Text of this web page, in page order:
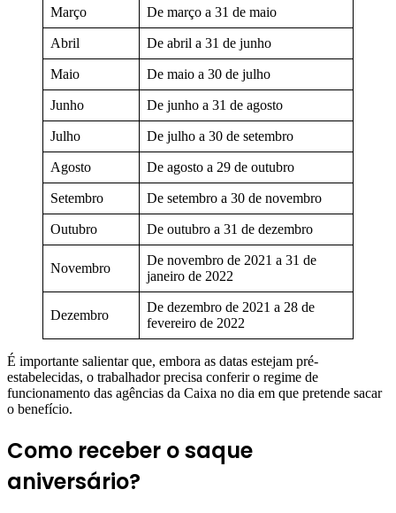
Março De março a 31 de maio
Abril De abril a 31 de junho
Maio De maio a 30 de julho
Junho De junho a 31 de agosto
Julho De julho a 30 de setembro
Agosto De agosto a 29 de outubro
Setembro De setembro a 30 de novembro
Outubro De outubro a 31 de dezembro
Novembro
De novembro de 2021 a 31 de
janeiro de 2022
Dezembro
De dezembro de 2021 a 28 de
fevereiro de 2022
É importante salientar que, embora as datas estejam pré-
estabelecidas, o trabalhador precisa conferir o regime de
funcionamento das agências da Caixa no dia em que pretende sacar
o benefício.
Como receber o saque
aniversário?